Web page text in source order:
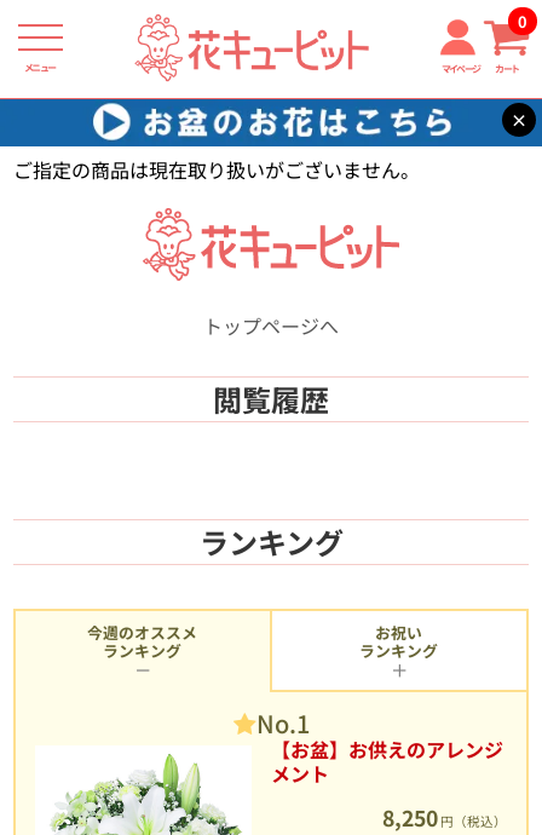
メニュー マイページ カート
0
×
花キューピット 【】
ご指定の商品は現在取り扱いがございません。
トップページへ
閲覧履歴
ランキング
今週のオススメ
ランキング
No.1
【お盆】お供えのアレンジ
メント
8,250 円（税込）
お祝い
ランキング